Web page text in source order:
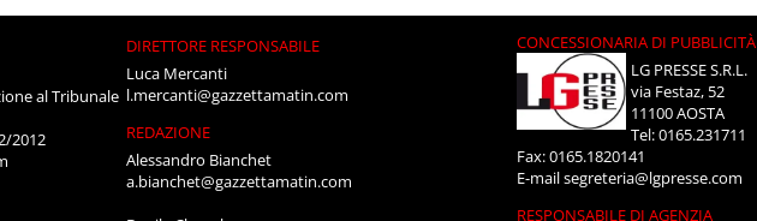
al Tribunale
2012
DIRETTORE RESPONSABILE
Luca Mercanti
l.mercanti@gazzettamatin.com
REDAZIONE
Alessandro Bianchet
a.bianchet@gazzettamatin.com
CONCESSIONARIA DI PUBBLICITÀ
LG PRESSE S.R.L.
via Festaz, 52
11100 AOSTA
Tel: 0165.231711
Fax: 0165.1820141
E-mailsegreteria@lgpresse.com
RESPONSABILE DI AGENZIA